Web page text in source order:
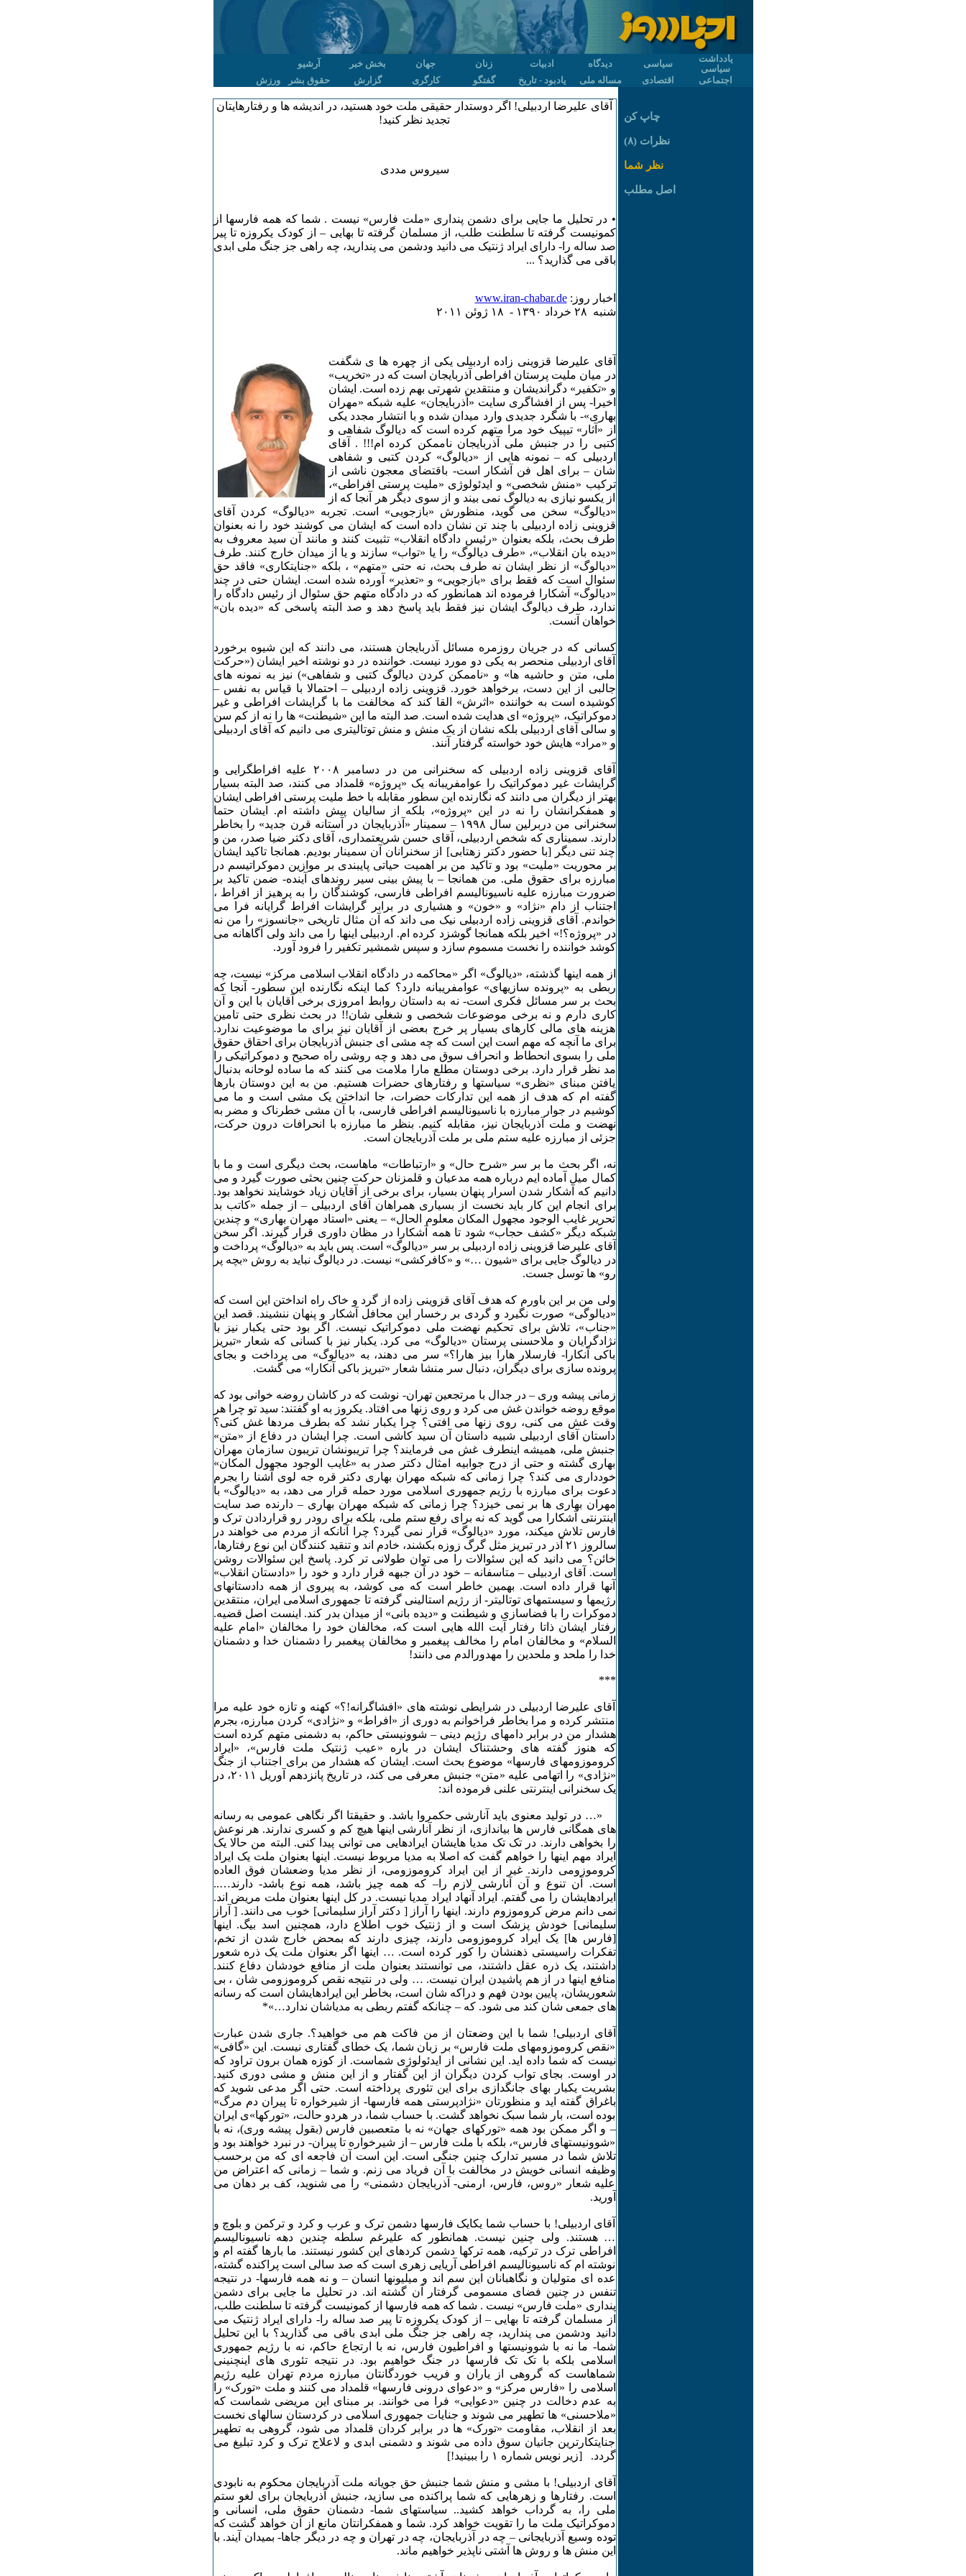
یادداشت
سیاسی
سیاسی دیدگاه ادبیات زنان جهان بخش خبر
آرشیو
اجتماعی
اقتصادی مساله ملی یادبود - تاریخ گفتگو کارگری گزارش حقوق بشر ورزش
آقای علیرضا اردبیلی! اگر دوستدار حقیقی ملت خود هستید، در اندیشه ها و رفتارهایتان
تجدید نظر کنید!
سیروس مددی
• در تحلیل ما جایی برای دشمن پنداری «ملت فارس» نیست . شما که همه فارسها از
کمونیست گرفته تا سلطنت طلب، از مسلمان گرفته تا بهایی – از کودک یکروزه تا پیر
صد ساله را- دارای ایراد ژنتیک می دانید ودشمن می پندارید، چه راهی جز جنگ ملی ابدی
باقی می گذارید؟ ...
اخبار روز:www.iran-chabar.de
شنبه ۲٨ خرداد ۱٣۹۰ - ۱٨ ژوئن ۲۰۱۱
آقای علیرضا قزوینی زاده اردبیلی یکی از چهره ها ی شگفت
در میان ملیت پرستان افراطی آذربایجان است که در «تخریب»
و «تکفیر» دگراندیشان و منتقدین شهرتی بهم زده است. ایشان
اخیرا- پس از افشاگری سایت «آذربایجان» علیه شبکه «مهران
بهاری»- با شگرد جدیدی وارد میدان شده و با انتشار مجدد یکی
از «آثار» تیپیک خود مرا متهم کرده است که دیالوگ شفاهی و
کتبی را در جنبش ملی آذربایجان ناممکن کرده ام!!! . آقای
اردبیلی که – نمونه هایی از «دیالوگ» کردن کتبی و شفاهی
شان – برای اهل فن آشکار است- باقتضای معجون ناشی از
ترکیب «منش شخصی» و ایدئولوژی «ملیت پرستی افراطی»،
از یکسو نیازی به دیالوگ نمی بیند و از سوی دیگر هر آنجا که از
«دیالوگ» سخن می گوید، منظورش «بازجویی» است. تجربه «دیالوگ» کردن آقای
قزوینی زاده اردبیلی با چند تن نشان داده است که ایشان می کوشند خود را نه بعنوان
طرف بحث، بلکه بعنوان «رئیس دادگاه انقلاب» تثبیت کنند و مانند آن سید معروف به
«دیده بان انقلاب»، «طرف دیالوگ» را یا «تواب» سازند و یا از میدان خارج کنند. طرف
«دیالوگ» از نظر ایشان نه طرف بحث، نه حتی «متهم» ، بلکه «جنایتکاری» فاقد حق
سئوال است که فقط برای «بازجویی» و «تعذیر» آورده شده است. ایشان حتی در چند
«دیالوگ» آشکارا فرموده اند همانطور که در دادگاه متهم حق سئوال از رئیس دادگاه را
ندارد، طرف دیالوگ ایشان نیز فقط باید پاسخ دهد و صد البته پاسخی که «دیده بان»
خواهان آنست.
کسانی که در جریان روزمره مسائل آذربایجان هستند، می دانند که این شیوه برخورد
آقای اردبیلی منحصر به یکی دو مورد نیست. خواننده در دو نوشته اخیر ایشان («حرکت
ملی، متن و حاشیه ها» و «ناممکن کردن دیالوگ کتبی و شفاهی») نیز به نمونه های
جالبی از این دست، برخواهد خورد. قزوینی زاده اردبیلی – احتمالا با قیاس به نفس –
کوشیده است به خواننده «اثرش» القا کند که مخالفت ما با گرایشات افراطی و غیر
دموکراتیک، «پروژه» ای هدایت شده است. صد البته ما این «شیطنت» ها را نه از کم سن
و سالی آقای اردبیلی بلکه نشان از یک منش و منش توتالیتری می دانیم که آقای اردبیلی
و «مراد» هایش خود خواسته گرفتار آنند.
آقای قزوینی زاده اردبیلی که سخنرانی من در دسامبر ۲۰۰۸ علیه افراطگرایی و
گرایشات غیر دموکراتیک را عوامفریبانه یک «پروژه» قلمداد می کنند، صد البته بسیار
بهتر از دیگران می دانند که نگارنده این سطور مقابله با خط ملیت پرستی افراطی ایشان
و همفکرانشان را نه در این «پروژه»، بلکه از سالیان پیش داشته ام. ایشان حتما
سخنرانی من دربرلین سال ۱۹۹۸ – سمینار «آذربایجان در آستانه قرن جدید» را بخاطر
دارند. سمیناری که شخص اردبیلی، آقای حسن شریعتمداری، آقای دکتر ضیا صدر، من و
چند تنی دیگر [با حضور دکتر زهتابی] از سخنرانان آن سمینار بودیم. همانجا تاکید ایشان
بر محوریت «ملیت» بود و تاکید من بر اهمیت حیاتی پایبندی بر موازین دموکراتیسم در
مبارزه برای حقوق ملی. من همانجا – با پیش بینی سیر روندهای آینده- ضمن تاکید بر
ضرورت مبارزه علیه ناسیونالیسم افراطی فارسی، کوشندگان را به پرهیز از افراط ،
اجتناب از دام «نژاد» و «خون» و هشیاری در برابر گرایشات افراط گرایانه فرا می
خواندم. آقای قزوینی زاده اردبیلی نیک می داند که آن مثال تاریخی «جانسوز» را من نه
در «پروژه؟!» اخیر بلکه همانجا گوشزد کرده ام. اردبیلی اینها را می داند ولی آگاهانه می
کوشد خواننده را نخست مسموم سازد و سپس شمشیر تکفیر را فرود آورد.
از همه اینها گذشته، «دیالوگ» اگر «محاکمه در دادگاه انقلاب اسلامی مرکز» نیست، چه
ربطی به «پرونده سازیهای» عوامفریبانه دارد؟ کما اینکه نگارنده این سطور- آنجا که
بحث بر سر مسائل فکری است- نه به داستان روابط امروزی برخی آقایان با این و آن
کاری دارم و نه برخی موضوعات شخصی و شغلی شان!! در بحث نظری حتی تامین
هزینه های مالی کارهای بسیار پر خرج بعضی از آقایان نیز برای ما موضوعیت ندارد.
برای ما آنچه که مهم است این است که چه مشی ای جنبش آذربایجان برای احقاق حقوق
ملی را بسوی انحطاط و انحراف سوق می دهد و چه روشی راه صحیح و دموکراتیکی را
مد نظر قرار دارد. برخی دوستان مطلع مارا ملامت می کنند که ما ساده لوحانه بدنبال
یافتن مبنای «نظری» سیاستها و رفتارهای حضرات هستیم. من به این دوستان بارها
گفته ام که هدف از همه این تدارکات حضرات، جا انداختن یک مشی است و ما می
کوشیم در جوار مبارزه با ناسیونالیسم افراطی فارسی، با آن مشی خطرناک و مضر به
نهضت و ملت آذربایجان نیز، مقابله کنیم. بنظر ما مبارزه با انحرافات درون حرکت،
جزئی از مبارزه علیه ستم ملی بر ملت آذربایجان است.
نه، اگر بحث ما بر سر «شرح حال» و «ارتباطات» ماهاست، بحث دیگری است و ما با
کمال میل آماده ایم درباره همه مدعیان و قلمزنان حرکت چنین بحثی صورت گیرد و می
دانیم که آشکار شدن اسرار پنهان بسیار، برای برخی از آقایان زیاد خوشایند نخواهد بود.
برای انجام این کار باید نخست از بسیاری همراهان آقای اردبیلی – از جمله «کاتب بد
تحریر غایب الوجود مجهول المکان معلوم الحال» – یعنی «استاد مهران بهاری» و چندین
شبکه دیگر «کشف حجاب» شود تا همه آشکارا در مظان داوری قرار گیرند. اگر سخن
آقای علیرضا قزوینی زاده اردبیلی بر سر «دیالوگ» است. پس باید به «دیالوگ» پرداخت و
در دیالوگ جایی برای «شیون …» و «کافرکشی» نیست. در دیالوگ نباید به روش «بچه پر
رو» ها توسل جست.
ولی من بر این باورم که هدف آقای قزوینی زاده از گرد و خاک راه انداختن این است که
«دیالوگی» صورت نگیرد و گردی بر رخسار این محافل آشکار و پنهان ننشیند. قصد این
«جناب»، تلاش برای تحکیم نهضت ملی دموکراتیک نیست. اگر بود حتی یکبار نیز با
نژادگرایان و ملاحسنی پرستان «دیالوگ» می کرد. یکبار نیز با کسانی که شعار «تبریز
باکی آنکارا- فارسلار هارا بیز هارا؟» سر می دهند، به «دیالوگ» می پرداخت و بجای
پرونده سازی برای دیگران، دنبال سر منشا شعار «تبریز باکی آنکارا» می گشت.
زمانی پیشه وری – در جدال با مرتجعین تهران- نوشت که در کاشان روضه خوانی بود که
موقع روضه خواندن غش می کرد و روی زنها می افتاد. یکروز به او گفتند: سید تو چرا هر
وقت غش می کنی، روی زنها می افتی؟ چرا یکبار نشد که بطرف مردها غش کنی؟
داستان آقای اردبیلی شبیه داستان آن سید کاشی است. چرا ایشان در دفاع از «متن»
جنبش ملی، همیشه اینطرف غش می فرمایند؟ چرا تریبونشان تریبون سازمان مهران
بهاری گشته و حتی از درج جوابیه امثال دکتر صدر به «غایب الوجود مجهول المکان»
خودداری می کند؟ چرا زمانی که شبکه مهران بهاری دکتر قره جه لوی آشنا را بجرم
دعوت برای مبارزه با رژیم جمهوری اسلامی مورد حمله قرار می دهد، به «دیالوگ» با
مهران بهاری ها بر نمی خیزد؟ چرا زمانی که شبکه مهران بهاری – دارنده صد سایت
اینترنتی آشکارا می گوید که نه برای رفع ستم ملی، بلکه برای رودر رو قراردادن ترک و
فارس تلاش میکند، مورد «دیالوگ» قرار نمی گیرد؟ چرا آنانکه از مردم می خواهند در
سالروز ۲۱ آذر در تبریز مثل گرگ زوزه بکشند، خادم اند و تنقید کنندگان این نوع رفتارها،
خائن؟ می دانید که این سئوالات را می توان طولانی تر کرد. پاسخ این سئوالات روشن
است. آقای اردبیلی – متاسفانه – خود در آن جبهه قرار دارد و خود را «دادستان انقلاب»
آنها قرار داده است. بهمین خاطر است که می کوشد، به پیروی از همه دادستانهای
رژیمها و سیستمهای توتالیتر- از رژیم استالینی گرفته تا جمهوری اسلامی ایران، منتقدین
دموکرات را با فضاسازی و شیطنت و «دیده بانی» از میدان بدر کند. اینست اصل قضیه.
رفتار ایشان ذاتا رفتار آیت الله هایی است که، مخالفان خود را مخالفان «امام علیه
السلام» و مخالفان امام را مخالف پیغمبر و مخالفان پیغمبر را دشمنان خدا و دشمنان
خدا را ملحد و ملحدین را مهدورالدم می دانند!
***
آقای علیرضا اردبیلی در شرایطی نوشته های «افشاگرانه!؟» کهنه و تازه خود علیه مرا
منتشر کرده و مرا بخاطر فراخوانم به دوری از «افراط» و «نژادی» کردن مبارزه، بجرم
هشدار من در برابر دامهای رژیم دینی – شوونیستی حاکم، به دشمنی متهم کرده است
که هنوز گفته های وحشتناک ایشان در باره «عیب ژنتیک ملت فارس»، «ایراد
کروموزومهای فارسها» موضوع بحث است. ایشان که هشدار من برای اجتناب از جنگ
«نژادی» را اتهامی علیه «متن» جنبش معرفی می کند، در تاریخ پانزدهم آوریل ۲۰۱۱، در
یک سخنرانی اینترنتی علنی فرموده اند:
«… در تولید معنوی باید آنارشی حکمروا باشد. و حقیقتا اگر نگاهی عمومی به رسانه
های همگانی فارس ها بیاندازی، از نظر آنارشی اینها هیچ کم و کسری ندارند. هر نوعش
را بخواهی دارند. در تک تک مدیا هایشان ایرادهایی می توانی پیدا کنی. البته من حالا یک
ایراد مهم اینها را خواهم گفت که اصلا به مدیا مربوط نیست. اینها بعنوان ملت یک ایراد
کروموزومی دارند. غیر از این ایراد کروموزومی، از نظر مدیا وضعشان فوق العاده
است. آن تنوع و آن آنارشی لازم را– که همه چیز باشد، همه نوع باشد- دارند…..
ایرادهایشان را می گفتم. ایراد آنهاد ایراد مدیا نیست. در کل اینها بعنوان ملت مریض اند.
نمی دانم مرض کروموزوم دارند. اینها را آراز [ دکتر آراز سلیمانی] خوب می دانند. [ آراز
سلیمانی] خودش پزشک است و از ژنتیک خوب اطلاع دارد، همچنین اسد بیگ. اینها
[فارس ها] یک ایراد کروموزومی دارند، چیزی دارند که بمحض خارج شدن از تخم،
تفکرات راسیستی ذهنشان را کور کرده است. … اینها اگر بعنوان ملت یک ذره شعور
داشتند، یک ذره عقل داشتند، می توانستند بعنوان ملت از منافع خودشان دفاع کنند.
منافع اینها در از هم پاشیدن ایران نیست. … ولی در نتیجه نقص کروموزومی شان ، بی
شعوریشان، پایین بودن فهم و دراکه شان است، بخاطر این ایرادهایشان است که رسانه
های جمعی شان کند می شود. که – چنانکه گفتم ربطی به مدیاشان ندارد…»*
آقای اردبیلی! شما با این وضعتان از من فاکت هم می خواهید؟. جاری شدن عبارت
«نقص کروموزومهای ملت فارس» بر زبان شما، یک خطای گفتاری نیست. این «گافی»
نیست که شما داده اید. این نشانی از ایدئولوژی شماست. از کوزه همان برون تراود که
در اوست. بجای تواب کردن دیگران از این گفتار و از این منش و مشی دوری کنید.
بشریت یکبار بهای جانگدازی برای این تئوری پرداخته است. حتی اگر مدعی شوید که
باغراق گفته اید و منظورتان «نژادپرستی همه فارسها- از شیرخواره تا پیران دم مرگ»
بوده است، بار شما سبک نخواهد گشت. با حساب شما، در هردو حالت، «تورکها»ی ایران
– و اگر ممکن بود همه «تورکهای جهان» نه با متعصبین فارس (بقول پیشه وری)، نه با
«شوونیستهای فارس»، بلکه با ملت فارس – از شیرخواره تا پیران- در نبرد خواهند بود و
تلاش شما در مسیر تدارک چنین جنگی است. این است آن فاجعه ای که من برحسب
وظیفه انسانی خویش در مخالفت با آن فریاد می زنم. و شما – زمانی که اعتراض من
علیه شعار «روس، فارس، ارمنی- آذربایجان دشمنی» را می شنوید، کف بر دهان می
آورید.
آقای اردبیلی! با حساب شما یکایک فارسها دشمن ترک و عرب و کرد و ترکمن و بلوچ و
… هستند. ولی چنین نیست. همانطور که علیرغم سلطه چندین دهه ناسیونالیسم
افراطی ترک در ترکیه، همه ترکها دشمن کردهای این کشور نیستند. ما بارها گفته ام و
نوشته ام که ناسیونالیسم افراطی آریایی زهری است که صد سالی است پراکنده گشته،
عده ای متولیان و نگاهبانان این سم اند و میلیونها انسان – و نه همه فارسها- در نتیجه
تنفس در چنین فضای مسمومی گرفتار آن گشته اند. در تحلیل ما جایی برای دشمن
پنداری «ملت فارس» نیست . شما که همه فارسها از کمونیست گرفته تا سلطنت طلب،
از مسلمان گرفته تا بهایی – از کودک یکروزه تا پیر صد ساله را- دارای ایراد ژنتیک می
دانید ودشمن می پندارید، چه راهی جز جنگ ملی ابدی باقی می گذارید؟ با این تحلیل
شما- ما نه با شوونیستها و افراطیون فارس، نه با ارتجاع حاکم، نه با رژیم جمهوری
اسلامی بلکه با تک تک فارسها در جنگ خواهیم بود. در نتیجه تئوری های اینچنینی
شماهاست که گروهی از یاران و فریب خوردگانتان مبارزه مردم تهران علیه رژیم
اسلامی را «فارس مرکز» و «دعوای درونی فارسها» قلمداد می کنند و ملت «تورک» را
به عدم دخالت در چنین «دعوایی» فرا می خوانند. بر مبنای این مریضی شماست که
«ملاحسنی» ها تطهیر می شوند و جنایات جمهوری اسلامی در کردستان سالهای نخست
بعد از انقلاب، مقاومت «تورک» ها در برابر کردان قلمداد می شود، گروهی به تطهیر
جنایتکارترین جانیان سوق داده می شوند و دشمنی ابدی و لاعلاج ترک و کرد تبلیغ می
گردد. [زیر نویس شماره ۱ را ببینید!]
آقای اردبیلی! با مشی و منش شما جنبش حق جویانه ملت آذربایجان محکوم به نابودی
است. رفتارها و زهرهایی که شما پراکنده می سازید، جنبش آذربایجان برای لغو ستم
ملی را، به گرداب خواهد کشید.. سیاستهای شما- دشمنان حقوق ملی، انسانی و
دموکراتیک ملت ما را تقویت خواهد کرد. شما و همفکرانتان مانع از آن خواهد گشت که
توده وسیع آذربایجانی – چه در آذربایجان، چه در تهران و چه در دیگر جاها- بمیدان آیند. با
این منش ها و روش ها آشتی ناپذیر خواهیم ماند.
چاپ کن
نظرات (٨)
نظر شما
اصل مطلب